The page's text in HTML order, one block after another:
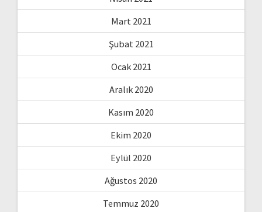
Mart 2021
Şubat 2021
Ocak 2021
Aralık 2020
Kasım 2020
Ekim 2020
Eylül 2020
Ağustos 2020
Temmuz 2020